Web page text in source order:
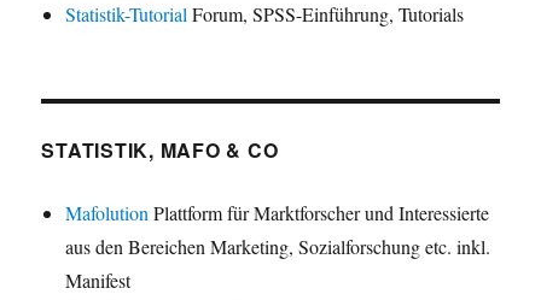
Statistik-TutorialForum, SPSS-Einführung, Tutorials
STATISTIK, MAFO & CO
MafolutionPlattform für Marktforscher und Interessierte
aus den Bereichen Marketing, Sozialforschung etc. inkl.
Manifest